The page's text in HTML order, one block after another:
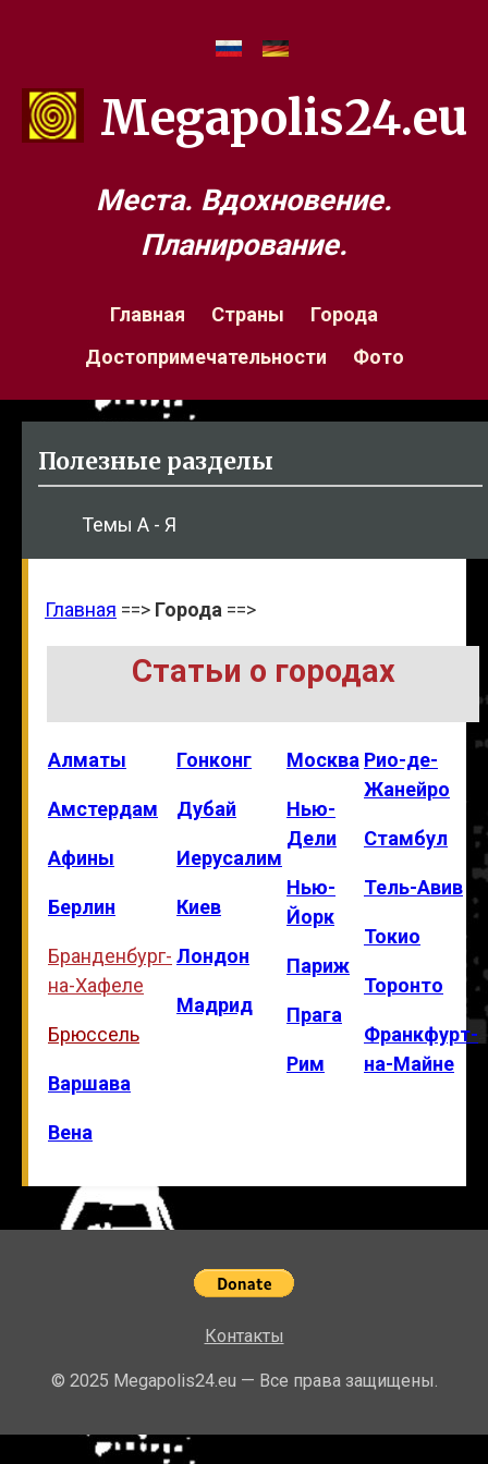
Megapolis24.eu
Места. Вдохновение.
Планирование.
Главная Страны
Города
Достопримечательности
Фото
Полезные разделы
Темы А - Я
Главная ==> Города ==>
Статьи о городах
Алматы
Амстердам
Афины
Берлин
Бранденбург-
на-Хафеле
Брюссель
Варшава
Вена
Гонконг
Дубай
Иерусалим
Киев
Лондон
Мадрид
Москва
Нью-
Дели
Нью-
Йорк
Париж
Прага
Рим
Рио-де-
Жанейро
Стамбул
Тель-Авив
Токио
Торонто
Франкфурт-
на-Майне
Контакты
© 2025 Megapolis24.eu — Все права защищены.